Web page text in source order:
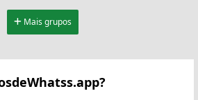
Mais grupos